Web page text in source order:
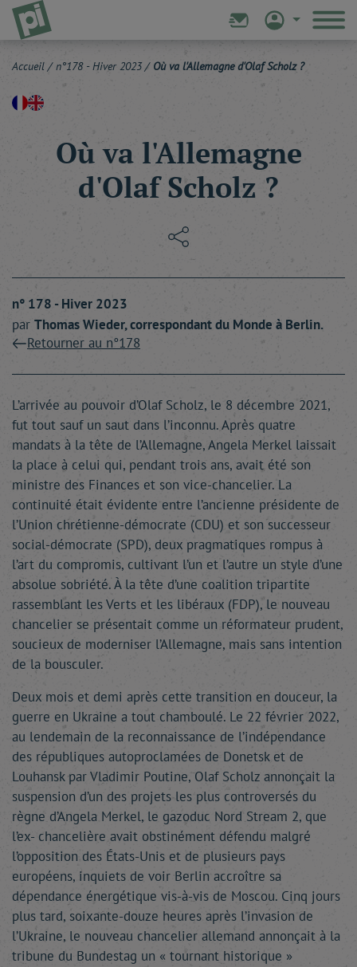
Accueil / n°178 - Hiver 2023/ Où va l'Allemagne d'Olaf Scholz ?
Où va l'Allemagne
d'Olaf Scholz ?
n° 178 - Hiver 2023
par ThomasWieder, correspondant du Monde à Berlin.
Retourner au n°178
L’arrivée au pouvoir d’Olaf Scholz, le 8 décembre 2021,
fut tout sauf un saut dans l’inconnu. Après quatre
mandats à la tête de l’Allemagne, Angela Merkel laissait
la place à celui qui, pendant trois ans, avait été son
ministre des Finances et son vice-chancelier. La
continuité était évidente entre l’ancienne présidente de
l’Union chrétienne-démocrate (CDU) et son successeur
social-démocrate (SPD), deux pragmatiques rompus à
l’art du compromis, cultivant l’un et l’autre un style d’une
absolue sobriété. À la tête d’une coalition tripartite
rassemblant les Verts et les libéraux (FDP), le nouveau
chancelier se présentait comme un réformateur prudent,
soucieux de moderniser l’Allemagne, mais sans intention
de la bousculer.
Deux mois et demi après cette transition en douceur, la
guerre en Ukraine a tout chamboulé. Le 22 février 2022,
au lendemain de la reconnaissance de l’indépendance
des républiques autoproclamées de Donetsk et de
Louhansk par Vladimir Poutine, Olaf Scholz annonçait la
suspension d’un des projets les plus controversés du
règne d’Angela Merkel, le gazoduc Nord Stream 2, que
l’ex- chancelière avait obstinément défendu malgré
l’opposition des États-Unis et de plusieurs pays
européens, inquiets de voir Berlin accroître sa
dépendance énergétique vis-à-vis de Moscou. Cinq jours
plus tard, soixante-douze heures après l’invasion de
l’Ukraine, le nouveau chancelier allemand annonçait à la
tribune du Bundestag un « tournant historique »